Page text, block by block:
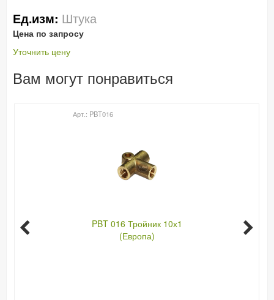
Ед.изм: Штука
Цена по запросу
Уточнить цену
Вам могут понравиться
Арт.: PBT016
PBT 016 Тройник 10х1
(Европа)